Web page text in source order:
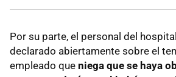
Por su parte, el personal del
declarado abiertamente sobre el
empleado que niega que se haya